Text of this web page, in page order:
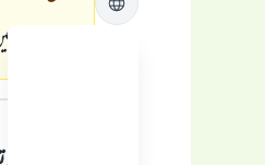
واقعہ